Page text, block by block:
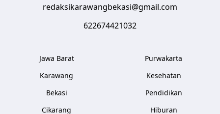
redaksikarawangbekasi@gmail.com
622674421032
Jawa Barat
Karawang
Bekasi
Cikarang
Purwakarta
Kesehatan
Pendidikan
Hiburan